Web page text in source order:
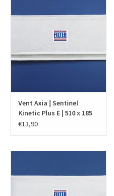
Vent Axia | Sentinel
Kinetic Plus E | 510 x 185
mm
€13,90